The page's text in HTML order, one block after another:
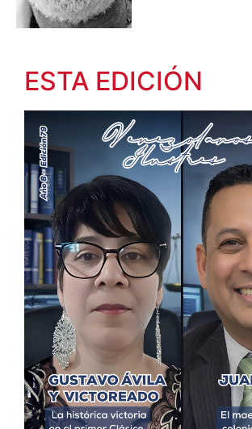
ESTA EDICIÓN